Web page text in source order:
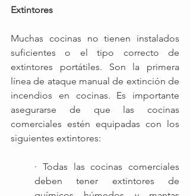
Extintores
Muchas cocinas no tienen instalados
suficientes o el tipo correcto de
extintores portátiles. Son la primera
línea de ataque manual de extinción de
incendios en cocinas. Es importante
asegurarse de que las cocinas
comerciales estén equipadas con los
siguientes extintores:
· Todas las cocinas comerciales
deben tener extintores de